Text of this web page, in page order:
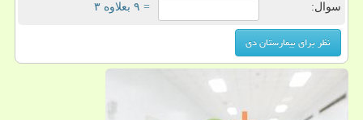
سوال: = ۹ بعلاوه ۳